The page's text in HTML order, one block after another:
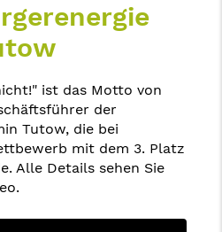
ist das Motto von
der
Tutow, die bei
mit dem 3. Platz
Alle Details sehen Sie